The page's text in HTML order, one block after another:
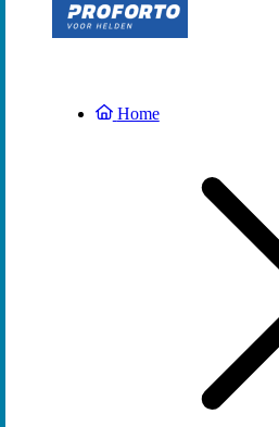
Home